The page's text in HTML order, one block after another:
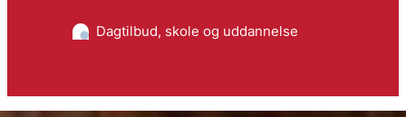
Dagtilbud, skole og uddannelse